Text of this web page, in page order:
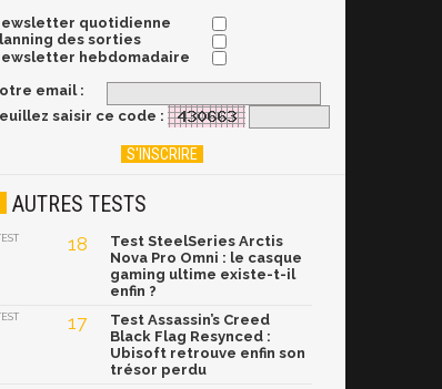
quotidienne
des sorties
hebdomadaire
email :
saisir ce code :
AUTRES TESTS
18
Test SteelSeries Arctis
Nova Pro Omni : le casque
gaming ultime existe-t-il
enfin ?
17
Test Assassin’s Creed
Black Flag Resynced :
Ubisoft retrouve enfin son
trésor perdu